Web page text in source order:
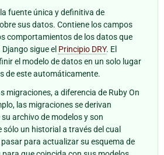
fuente única y definitiva de
sus datos. Contiene los campos
comportamientos de los datos que
sigue el Principio DRY. El
el modelo de datos en un solo lugar
de este automáticamente.
migraciones, a diferencia de Ruby On
las migraciones se derivan
archivo de modelos y son
sólo un historial a través del cual
pasar para actualizar su esquema de